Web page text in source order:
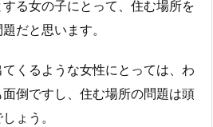
る女の子にとって、住む場所を
だと思います。
くるような女性にとっては、わ
倒ですし、住む場所の問題は頭
ょう。